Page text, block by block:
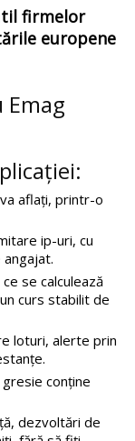
firmelor
europene
aflați, printr-o
ip-uri, cu
se calculează
curs stabilit de
loturi, alerte prin
conține
dezvoltări de